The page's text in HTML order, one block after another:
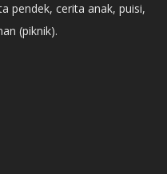
pendek, cerita anak, puisi,
(piknik).